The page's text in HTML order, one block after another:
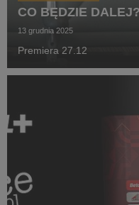
CO BĘDZIE DALEJ?
13 grudnia 2025
Premiera 27.12